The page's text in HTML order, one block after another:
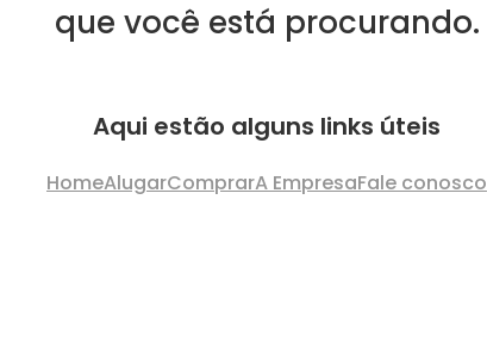
que você está procurando.
Aqui estão alguns links úteis
HomeAlugarComprarA EmpresaFale conosco